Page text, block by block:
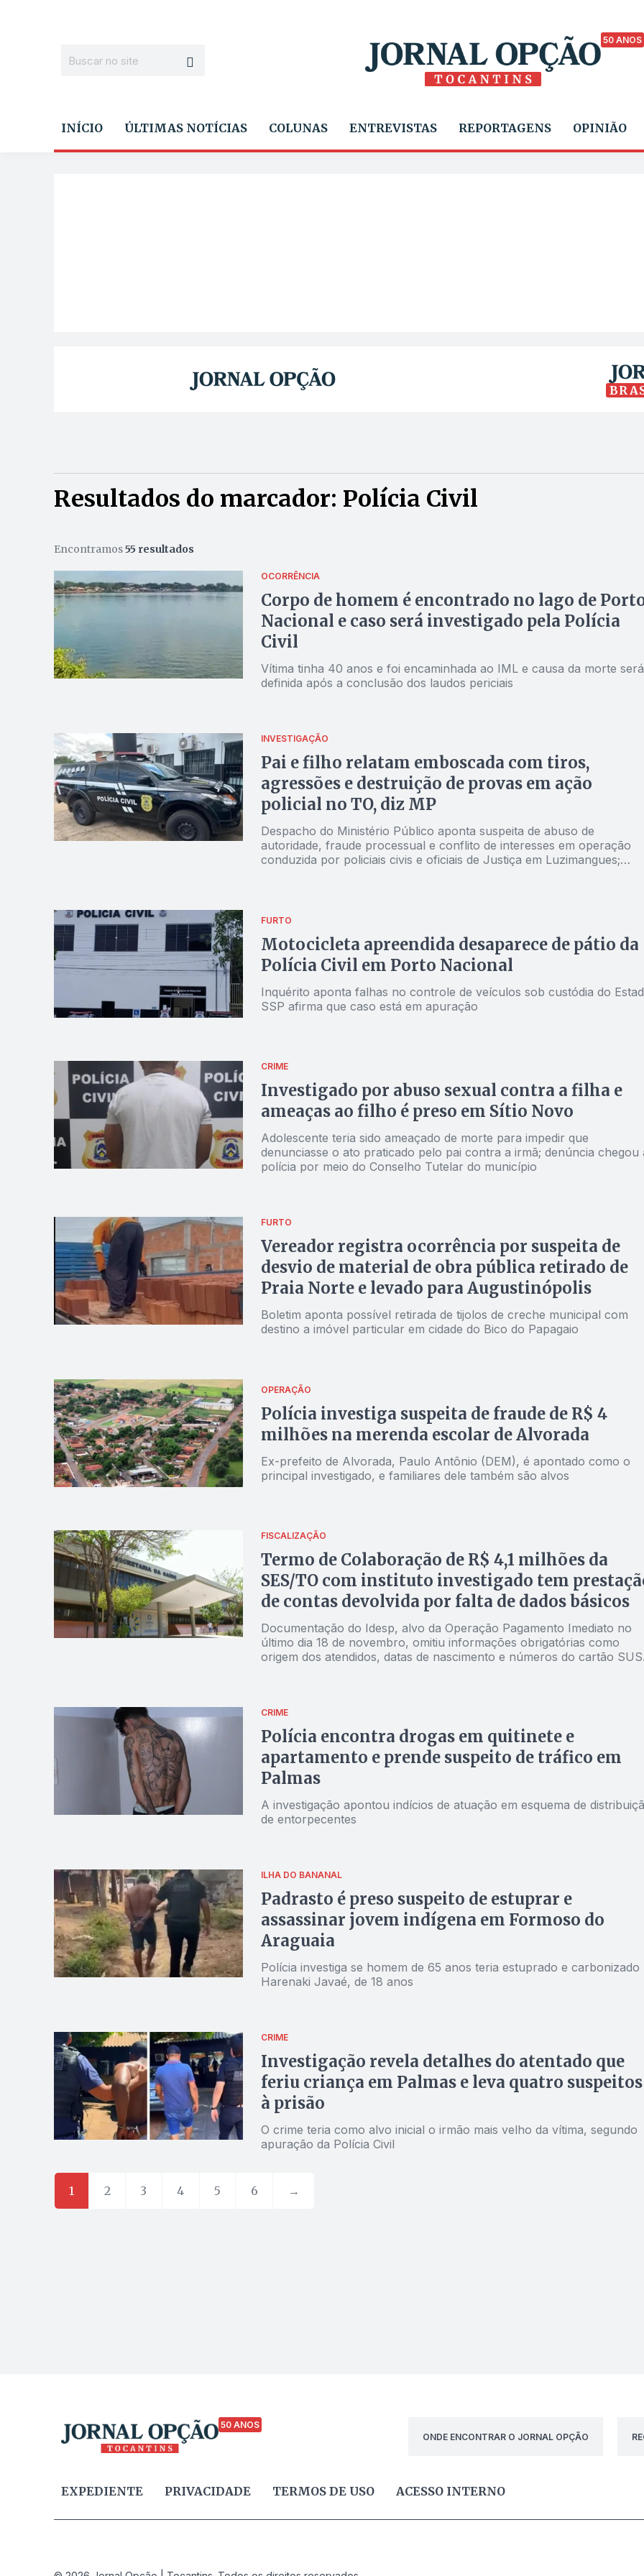
50 ANOS
INÍCIO ÚLTIMAS NOTÍCIAS COLUNAS ENTREVISTAS REPORTAGENS OPINIÃO
Resultados do marcador: Polícia Civil
Encontramos55 resultados
OCORRÊNCIA
Corpo de homem é encontrado no lago de
Nacional e caso será investigado pela Polícia
Civil
Vítima tinha 40 anos e foi encaminhada ao IML e causa da morte será
definida após a conclusão dos laudos periciais
INVESTIGAÇÃO
Pai e filho relatam emboscada com tiros,
agressões e destruição de provas em ação
policial no TO, diz MP
Despacho do Ministério Público aponta suspeita de abuso de
autoridade, fraude processual e conflito de interesses em operação
conduzida por policiais civis e oficiais de Justiça em Luzimangues;
FURTO
Motocicleta apreendida desaparece de pátio da
Polícia Civil em Porto Nacional
Inquérito aponta falhas no controle de veículos sob custódia do
SSP afirma que caso está em apuração
CRIME
Investigado por abuso sexual contra a filha e
ameaças ao filho é preso em Sítio Novo
Adolescente teria sido ameaçado de morte para impedir que
denunciasse o ato praticado pelo pai contra a irmã; denúncia chegou
polícia por meio do Conselho Tutelar do município
FURTO
Vereador registra ocorrência por suspeita de
desvio de material de obra pública retirado de
Praia Norte e levado para Augustinópolis
Boletim aponta possível retirada de tijolos de creche municipal com
destino a imóvel particular em cidade do Bico do Papagaio
OPERAÇÃO
Polícia investiga suspeita de fraude de R$ 4
milhões na merenda escolar de Alvorada
Ex-prefeito de Alvorada, Paulo Antônio (DEM), é apontado como o
principal investigado, e familiares dele também são alvos
FISCALIZAÇÃO
Termo de Colaboração de R$ 4,1 milhões da
SES/TO com instituto investigado tem
de contas devolvida por falta de dados básicos
Documentação do Idesp, alvo da Operação Pagamento Imediato no
último dia 18 de novembro, omitiu informações obrigatórias como
origem dos atendidos, datas de nascimento e números do cartão
CRIME
Polícia encontra drogas em quitinete e
apartamento e prende suspeito de tráfico em
Palmas
A investigação apontou indícios de atuação em esquema de
de entorpecentes
ILHA DO BANANAL
Padrasto é preso suspeito de estuprar e
assassinar jovem indígena em Formoso do
Araguaia
Polícia investiga se homem de 65 anos teria estuprado e carbonizado
Harenaki Javaé, de 18 anos
CRIME
Investigação revela detalhes do atentado que
feriu criança em Palmas e leva quatro suspeitos
à prisão
O crime teria como alvo inicial o irmão mais velho da vítima, segundo
apuração da Polícia Civil
1 2 3 4 5 6 →
50 ANOS
ONDE ENCONTRAR O JORNAL OPÇÃO
EXPEDIENTE PRIVACIDADE TERMOS DE USO ACESSO INTERNO